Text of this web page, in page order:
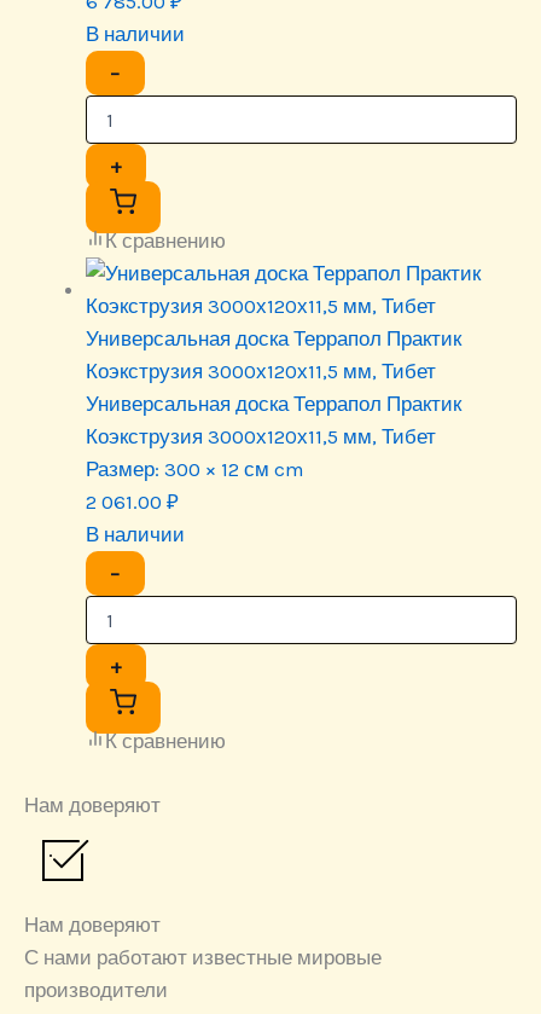
В наличии
−
+
К сравнению
Универсальная доска Террапол Практик
Коэкструзия 3000х120х11,5 мм, Тибет
Универсальная доска Террапол Практик
Коэкструзия 3000х120х11,5 мм, Тибет
Размер: 300 × 12 см cm
2 061.00 ₽
В наличии
−
+
К сравнению
Нам доверяют
Нам доверяют
С нами работают известные мировые
производители